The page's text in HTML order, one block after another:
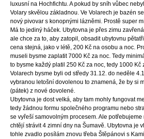
luxusní na Hochfichtu. A pokud by sníh vůbec
Volary skvělou základnou. Ve Volarech je bazén
nový pivovar s konopnými lázněmi. Prostě super
Má to jediný háček. Ubytovna je přes zimu
ale chce za to, aby zatopil, obsadit ubytovnu
cena stejná, jako v létě, 200 Kč na osobu a noc.
museli bysme zaplatit 7000 Kč za noc. Tedy
to bysme každý platil 250 Kč za noc, tedy 1000 Kč
Volarech bysme byli od středy 31.12. do neděle
vybranou letošní dovolenou to znamená, že by si
(pátek) z nové dovolené.
Ubytovna je dost velká, aby tam mohly fungovat
tedy žádnou formu společného programu nebo
se vyřeší samovolným procesem. Ale
chtějí strávit 4 zimní dny na Šumavě. Ubytovna je
tohle zvadlo posílám znovu třeba Štěpánovi s